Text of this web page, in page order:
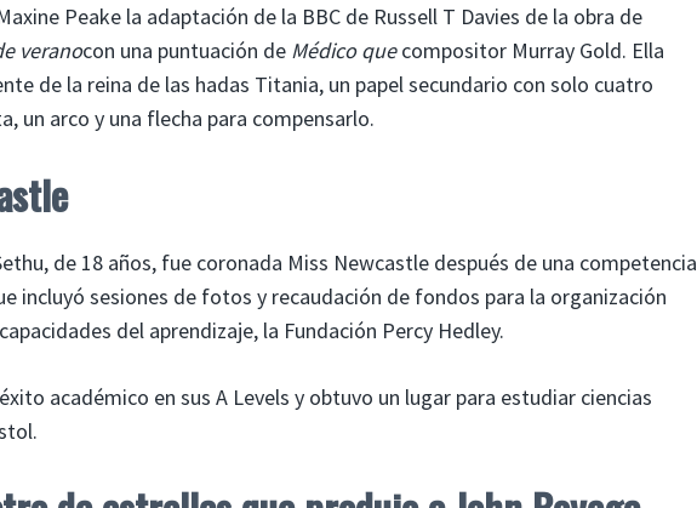
Peake la adaptación de la BBC de Russell T Davies de la obra de
veranocon una puntuación de Médico quecompositor Murray Gold. Ella
de la reina de las hadas Titania, un papel secundario con solo cuatro
un arco y una flecha para compensarlo.
de 18 años, fue coronada Miss Newcastle después de una competencia
incluyó sesiones de fotos y recaudación de fondos para la organización
del aprendizaje, la Fundación Percy Hedley.
académico en sus A Levels y obtuvo un lugar para estudiar ciencias